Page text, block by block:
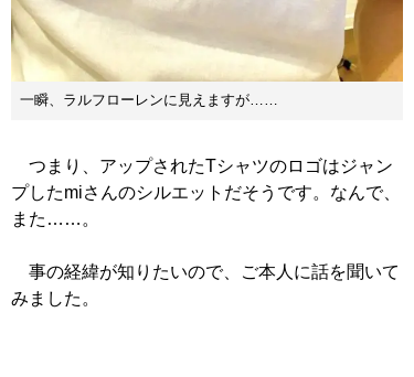
一瞬、ラルフローレンに見えますが……
つまり、アップされたTシャツのロゴはジャン
プしたmiさんのシルエットだそうです。なんで、
また……。
事の経緯が知りたいので、ご本人に話を聞いて
みました。